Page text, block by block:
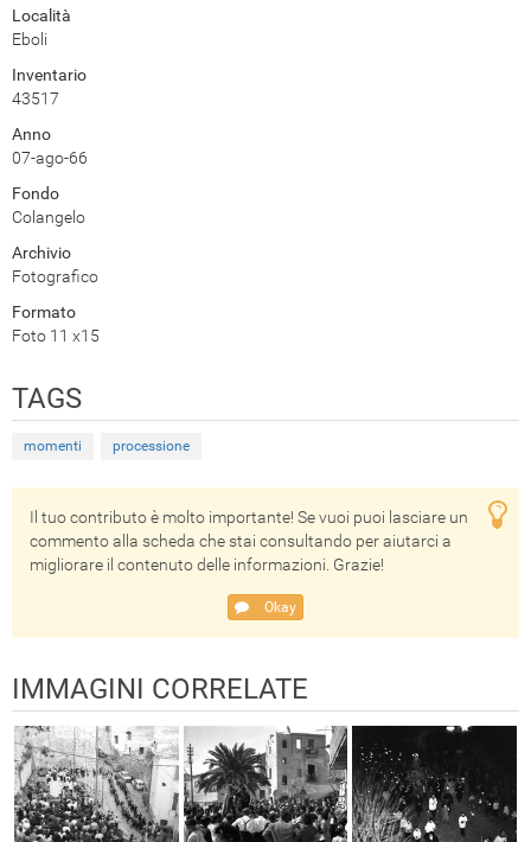
Località
Eboli
Inventario
43517
Anno
07-ago-66
Fondo
Colangelo
Archivio
Fotografico
Formato
Foto 11 x15
TAGS
momenti processione
Il tuo contributo è molto importante! Se vuoi puoi lasciare un
commento alla scheda che stai consultando per aiutarci a
migliorare il contenuto delle informazioni. Grazie!
Okay
IMMAGINI CORRELATE